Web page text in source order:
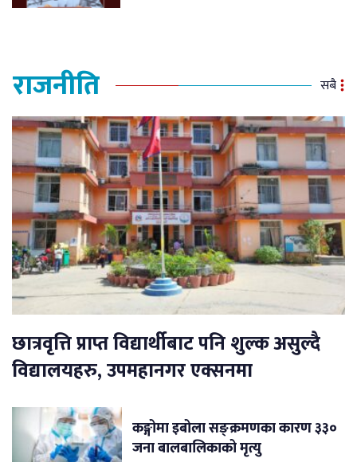
राजनीति सबै
छात्रवृत्ति प्राप्त विद्यार्थीबाट पनि शुल्क असुल्दै
विद्यालयहरु, उपमहानगर एक्सनमा
कङ्गोमा इबोला सङ्क्रमणका कारण ३३०
जना बालबालिकाको मृत्यु